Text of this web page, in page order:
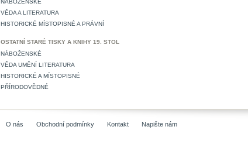
NÁBOŽENSKÉ
VĚDA A LITERATURA
HISTORICKÉ MÍSTOPISNÉ A PRÁVNÍ
OSTATNÍ STARÉ TISKY A KNIHY 19. STOL
NÁBOŽENSKÉ
VĚDA UMĚNÍ LITERATURA
HISTORICKÉ A MÍSTOPISNÉ
PŘÍRODOVĚDNÉ
O nás Obchodní podmínky Kontakt Napište nám